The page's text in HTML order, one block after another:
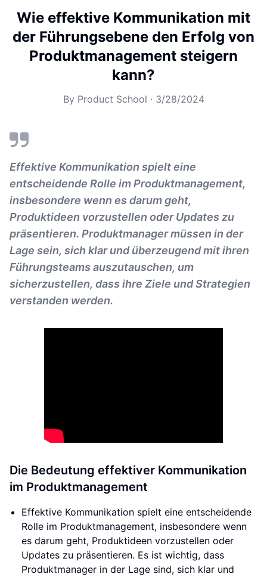
Wie effektive Kommunikation mit
der Führungsebene den Erfolg von
Produktmanagement steigern
kann?
By Product School · 3/28/2024
Effektive Kommunikation spielt eine
entscheidende Rolle im Produktmanagement,
insbesondere wenn es darum geht,
Produktideen vorzustellen oder Updates zu
präsentieren. Produktmanager müssen in der
Lage sein, sich klar und überzeugend mit ihren
Führungsteams auszutauschen, um
sicherzustellen, dass ihre Ziele und Strategien
verstanden werden.
Die Bedeutung effektiver Kommunikation
im Produktmanagement
Effektive Kommunikation spielt eine entscheidende
Rolle im Produktmanagement, insbesondere wenn
es darum geht, Produktideen vorzustellen oder
Updates zu präsentieren. Es ist wichtig, dass
Produktmanager in der Lage sind, sich klar und